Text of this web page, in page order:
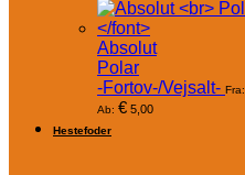
Absolut
Polar
-Fortov-/Vejsalt- Fra:
Ab: € 5,00
Hestefoder